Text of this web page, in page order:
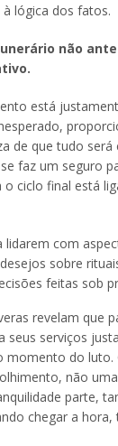
lógica dos fatos.
não
está
de que tudo será
faz um seguro
o ciclo final está
lidarem com
sobre
feitas sob
revelam que
seus serviços
momento do luto.
não
parte,
chegar a